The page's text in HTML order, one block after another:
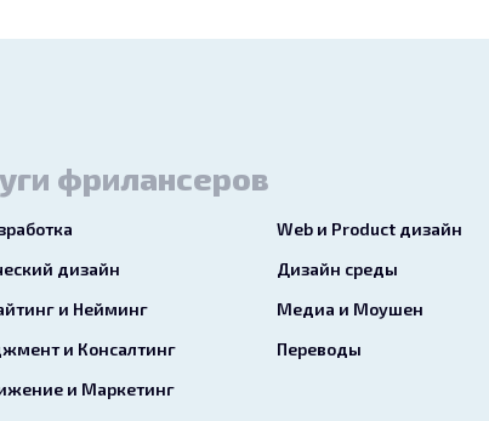
фрилансеров
Web и Product дизайн
дизайн
Дизайн среды
и Нейминг
Медиа и Моушен
и Консалтинг
Переводы
и Маркетинг